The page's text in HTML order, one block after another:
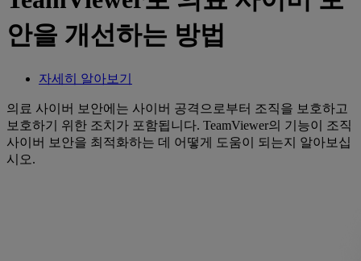
안을 개선하는 방법
자세히 알아보기
의료 사이버 보안에는 사이버 공격으로부터 조직을 보호하고
보호하기 위한 조치가 포함됩니다. TeamViewer의 기능이 조직
사이버 보안을 최적화하는 데 어떻게 도움이 되는지 알아보십
시오.